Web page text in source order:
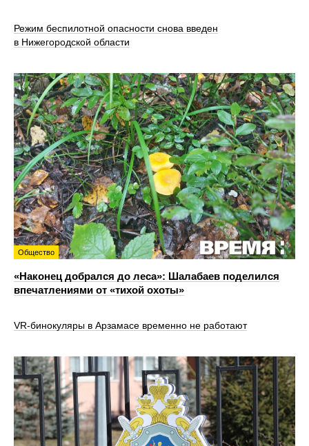
Режим беспилотной опасности снова введен
в Нижегородской области
Общество
«Наконец добрался до леса»: Шалабаев поделился
впечатлениями от «тихой охоты»
VR‑бинокуляры в Арзамасе временно не работают